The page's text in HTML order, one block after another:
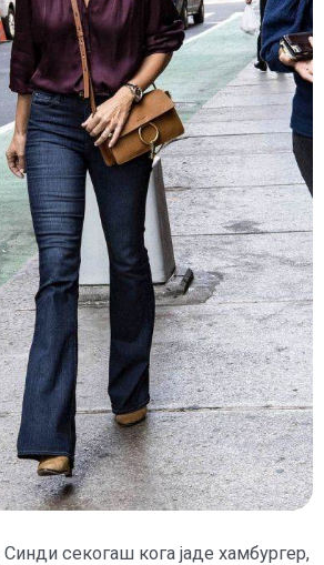
секогаш кога јаде хамбургер,